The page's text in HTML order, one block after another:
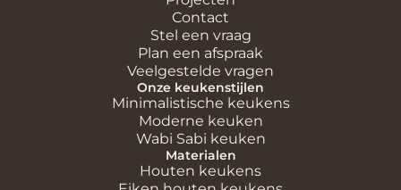
Contact
Stel een vraag
Plan een afspraak
Veelgestelde vragen
Onze keukenstijlen
Minimalistische keukens
Moderne keuken
Wabi Sabi keuken
Materialen
Houten keukens